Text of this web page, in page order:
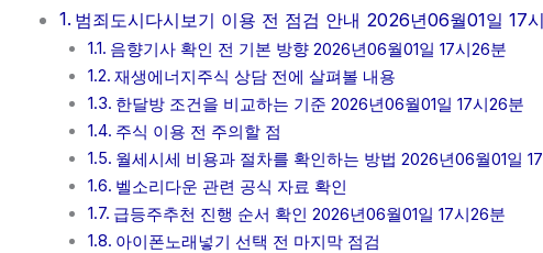
범죄도시다시보기 이용 전 점검 안내 2026년06월01일 17
음향기사 확인 전 기본 방향 2026년06월01일 17시26분
재생에너지주식 상담 전에 살펴볼 내용
한달방 조건을 비교하는 기준 2026년06월01일 17시26분
주식 이용 전 주의할 점
월세시세 비용과 절차를 확인하는 방법 2026년06월01일
벨소리다운 관련 공식 자료 확인
급등주추천 진행 순서 확인 2026년06월01일 17시26분
아이폰노래넣기 선택 전 마지막 점검